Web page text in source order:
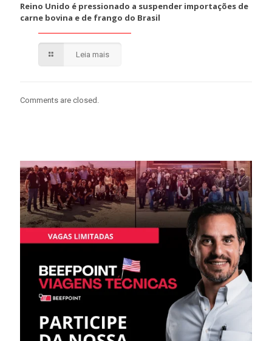
Reino Unido é pressionado a suspender importações de
carne bovina e de frango do Brasil
Leia mais
Comments are closed.